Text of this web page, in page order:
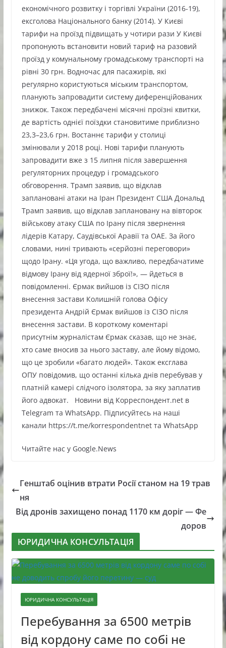
економічного розвитку і торгівлі України (2016-19),
ексголова Національного банку (2014). У Києві
тарифи на проїзд підвищать у чотири рази У Києві
пропонують встановити новий тариф на разовий
проїзд у комунальному громадському транспорті на
рівні 30 грн. Водночас для пасажирів, які
регулярно користуються міським транспортом,
планують запровадити систему диференційованих
знижок. Також передбачені місячні проїзні квитки,
де вартість однієї поїздки становитиме приблизно
23,3–23,6 грн. Востаннє тарифи у столиці
змінювали у 2018 році. Нові тарифи планують
запровадити вже з 15 липня після завершення
регуляторних процедур і громадського
обговорення. Трамп заявив, що відклав
заплановані атаки на Іран Президент США Дональд
Трамп заявив, що відклав заплановану на вівторок
військову атаку США по Ірану після звернення
лідерів Катару, Саудівської Аравії та ОАЕ. За його
словами, нині тривають «серйозні переговори»
щодо Ірану. «Ця угода, що важливо, передбачатиме
відмову Ірану від ядерної зброї!», — йдеться в
повідомленні. Єрмак вийшов із СІЗО після
внесення застави Колишній голова Офісу
президента Андрій Єрмак вийшов із СІЗО після
внесення застави. В короткому коментарі
присутнім журналістам Єрмак сказав, що не знає,
хто саме вносив за нього заставу, але йому відомо,
що це зробили «багато людей». Також ексглава
ОПУ повідомив, що останні кілька днів перебував у
платній камері слідчого ізолятора, за яку заплатив
його адвокат. Новини від Корреспондент.net в
Telegram та WhatsApp. Підписуйтесь на наші
канали https://t.me/korrespondentnet та WhatsApp
Читайте нас у Google.News
Генштаб оцінив втрати Росії станом на 19 трав
ня
Від дронів захищено понад 1170 км доріг — Фе
доров
ЮРИДИЧНА КОНСУЛЬТАЦІЯ
ЮРИДИЧНА КОНСУЛЬТАЦІЯ
Перебування за 6500 метрів
від кордону саме по собі не